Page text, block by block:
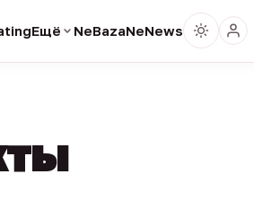
Ещё NeBazaNeNews